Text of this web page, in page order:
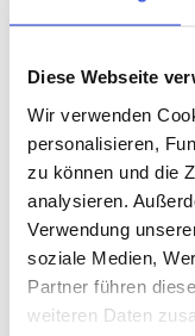
Diese Webseite
Wir verwenden
personalisieren,
zu können und die
analysieren.
Verwendung
soziale Medien,
Partner führen
weiteren Daten
Artikel Nr.: 0717110
EAN:
Marke: Optibelt